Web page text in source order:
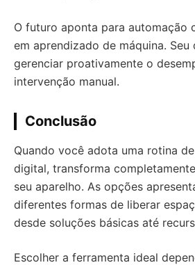
O futuro aponta para automação
em aprendizado de máquina.
gerenciar proativamente o
intervenção manual.
Conclusão
Quando você adota uma rotina
digital, transforma
seu aparelho. As opções
diferentes formas de liberar
desde soluções básicas até
Escolher a ferramenta ideal